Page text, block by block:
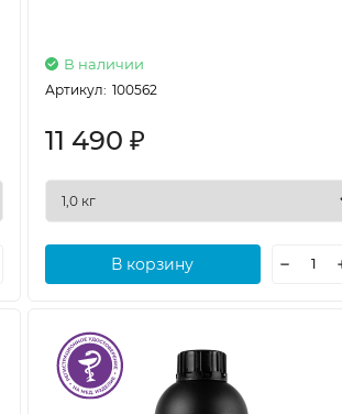
В наличии
Артикул: 100562
11 490 ₽
В корзину